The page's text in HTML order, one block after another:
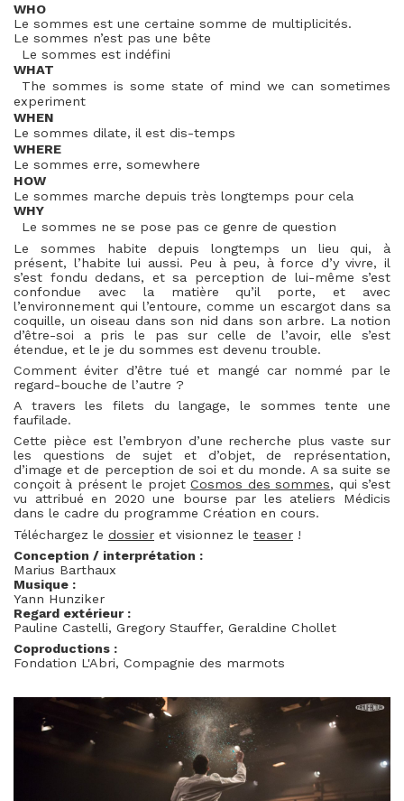
WHO
Le sommes est une certaine somme de multiplicités.
Le sommes n’est pas une bête
Le sommes est indéfini
WHAT
The sommes is some state of mind we can sometimes
experiment
WHEN
Le sommes dilate, il est dis-temps
WHERE
Le sommes erre, somewhere
HOW
Le sommes marche depuis très longtemps pour cela
WHY
Le sommes ne se pose pas ce genre de question
Le sommes habite depuis longtemps un lieu qui, à
présent, l’habite lui aussi. Peu à peu, à force d’y vivre, il
s’est fondu dedans, et sa perception de lui-même s’est
confondue avec la matière qu’il porte, et avec
l’environnement qui l’entoure, comme un escargot dans sa
coquille, un oiseau dans son nid dans son arbre. La notion
d’être-soi a pris le pas sur celle de l’avoir, elle s’est
étendue, et le je du sommes est devenu trouble.
Comment éviter d’être tué et mangé car nommé par le
regard-bouche de l’autre ?
A travers les filets du langage, le sommes tente une
faufilade.
Cette pièce est l’embryon d’une recherche plus vaste sur
les questions de sujet et d’objet, de représentation,
d’image et de perception de soi et du monde. A sa suite se
conçoit à présent le projetCosmos des sommes, qui s’est
vu attribué en 2020 une bourse par les ateliers Médicis
dans le cadre du programme Création en cours.
Téléchargez le dossier et visionnez le teaser !
Conception / interprétation :
Marius Barthaux
Musique :
Yann Hunziker
Regard extérieur :
Pauline Castelli, Gregory Stauffer, Geraldine Chollet
Coproductions :
Fondation L'Abri, Compagnie des marmots